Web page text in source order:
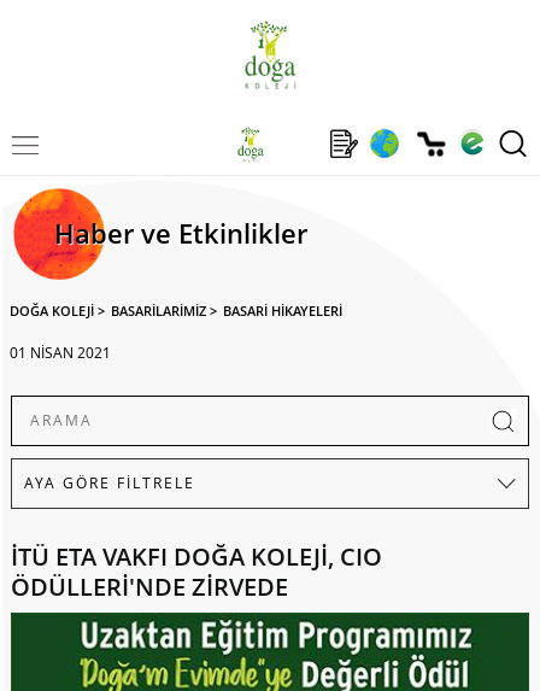
Haber ve Etkinlikler
DOĞA KOLEJİ > BASARİLARİMİZ > BASARİ HİKAYELERİ
01 NİSAN 2021
İTÜ ETA VAKFI DOĞA KOLEJİ, CIO
ÖDÜLLERİ'NDE ZİRVEDE